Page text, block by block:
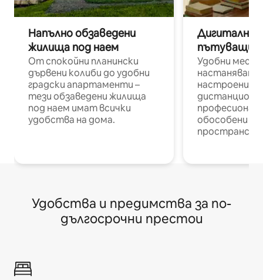
Напълно обзаведени
жилища под наем
От спокойни планински
дървени колиби до удобни
градски апартаменти –
тези обзаведени жилища
под наем имат всички
удобства на дома.
Дигитални
пътуващи
Удобни
настаняване
настроени и
обособени
Удобства и предимства за по-
дългосрочни престои